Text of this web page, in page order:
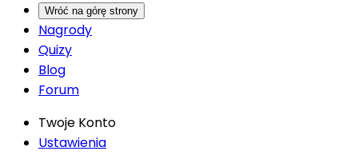
Wróć na górę strony
Nagrody
Quizy
Blog
Forum
Twoje Konto
Ustawienia